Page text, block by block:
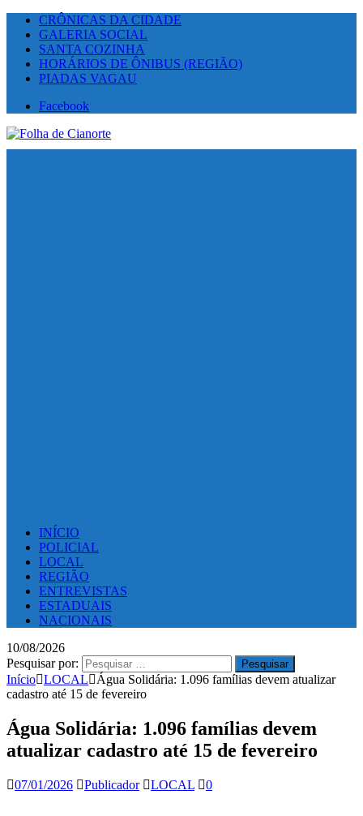
CRÔNICAS DA CIDADE
GALERIA SOCIAL
SANTA COZINHA
HORÁRIOS DE ÔNIBUS (REGIÃO)
PIADAS VAGAU
Facebook
INÍCIO
POLICIAL
LOCAL
REGIÃO
ENTREVISTAS
ESTADUAIS
NACIONAIS
10/08/2026
Pesquisar por:
Início LOCAL
Água Solidária: 1.096 famílias devem atualizar
cadastro até 15 de fevereiro
Água Solidária: 1.096 famílias devem
atualizar cadastro até 15 de fevereiro
07/01/2026 Publicador LOCAL 0